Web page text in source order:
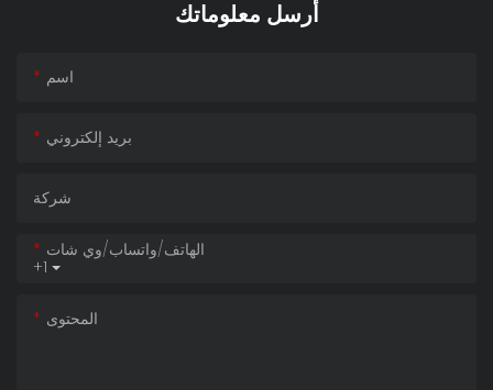
أرسل معلوماتك
اسم
بريد إلكتروني
شركة
+1
الهاتف/واتساب/وي شات
المحتوى